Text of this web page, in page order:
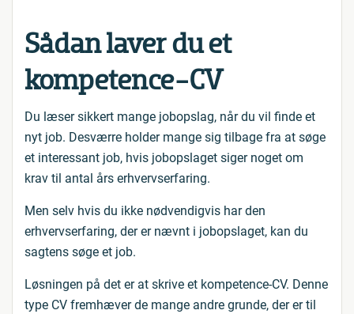
Sådan laver du et
kompetence-CV
Du læser sikkert mange jobopslag, når du vil finde et
nyt job. Desværre holder mange sig tilbage fra at søge
et interessant job, hvis jobopslaget siger noget om
krav til antal års erhvervserfaring.
Men selv hvis du ikke nødvendigvis har den
erhvervserfaring, der er nævnt i jobopslaget, kan du
sagtens søge et job.
Løsningen på det er at skrive et kompetence-CV. Denne
type CV fremhæver de mange andre grunde, der er til